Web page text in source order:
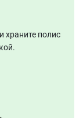
храните полис